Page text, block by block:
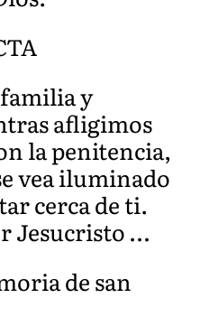
y
afligimos
la penitencia,
vea iluminado
cerca de ti.
Jesucristo …
de san